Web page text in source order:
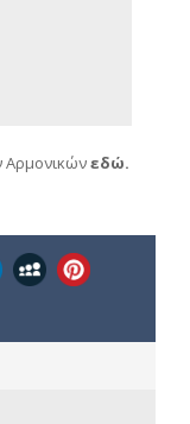
Αρμονικώνεδώ.